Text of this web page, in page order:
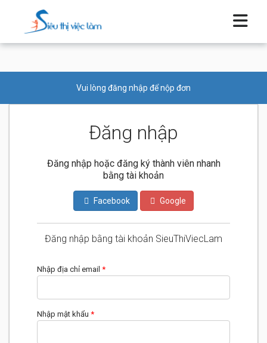
Vui lòng đăng nhập để nộp đơn
Đăng nhập
Đăng nhập hoặc đăng ký thành viên nhanh
bằng tài khoản
Facebook Google
Đăng nhập bằng tài khoản SieuThiViecLam
Nhập địa chỉ email *
Nhập mật khẩu *